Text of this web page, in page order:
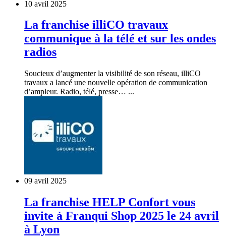
10 avril 2025
La franchise illiCO travaux
communique à la télé et sur les ondes
radios
Soucieux d’augmenter la visibilité de son réseau, illiCO
travaux a lancé une nouvelle opération de communication
d’ampleur. Radio, télé, presse… ...
09 avril 2025
La franchise HELP Confort vous
invite à Franqui Shop 2025 le 24 avril
à Lyon